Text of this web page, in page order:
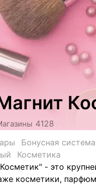
4128
Бонусная система
Косметика
- это
косметики,